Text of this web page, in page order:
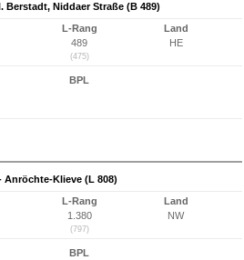
Berstadt, Niddaer Straße (B 489)
L-Rang
489
(475)
Land
HE
BPL
Anröchte-Klieve (L 808)
L-Rang
1.380
(797)
Land
NW
BPL